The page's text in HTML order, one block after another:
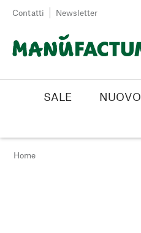
Vai al contenuto
Contatti Newsletter
SALE NUOVO
Home